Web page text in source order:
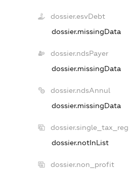
dossier.esvDebt
dossier.missingData
dossier.ndsPayer
dossier.missingData
dossier.ndsAnnul
dossier.missingData
dossier.single_tax_reg
dossier.notInList
dossier.non_profit